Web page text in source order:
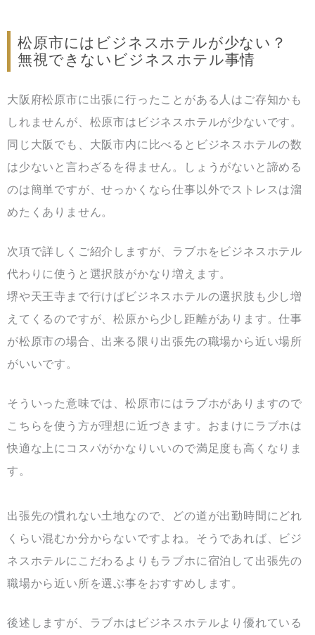
松原市にはビジネスホテルが少ない？
無視できないビジネスホテル事情
大阪府松原市に出張に行ったことがある人はご存知かも
しれませんが、松原市はビジネスホテルが少ないです。
同じ大阪でも、大阪市内に比べるとビジネスホテルの数
は少ないと言わざるを得ません。しょうがないと諦める
のは簡単ですが、せっかくなら仕事以外でストレスは溜
めたくありません。
次項で詳しくご紹介しますが、ラブホをビジネスホテル
代わりに使うと選択肢がかなり増えます。
堺や天王寺まで行けばビジネスホテルの選択肢も少し増
えてくるのですが、松原から少し距離があります。仕事
が松原市の場合、出来る限り出張先の職場から近い場所
がいいです。
そういった意味では、松原市にはラブホがありますので
こちらを使う方が理想に近づきます。おまけにラブホは
快適な上にコスパがかなりいいので満足度も高くなりま
す。
出張先の慣れない土地なので、どの道が出勤時間にどれ
くらい混むか分からないですよね。そうであれば、ビジ
ネスホテルにこだわるよりもラブホに宿泊して出張先の
職場から近い所を選ぶ事をおすすめします。
後述しますが、ラブホはビジネスホテルより優れている